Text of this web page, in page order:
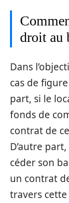
droit au
Dans
cas de
part, si le
fonds de
contrat de
D’autre
céder son
un contrat
travers